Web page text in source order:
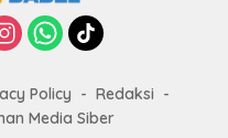
Policy
Redaksi
Media Siber